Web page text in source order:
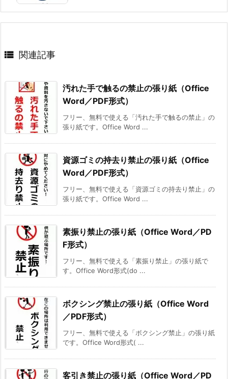
 関連記事
汚れた手で触るの禁止の張り紙（Office
Word／PDF形式）
フリー、無料で使える「汚れた手で触るの禁止」の
張り紙です。Office Word ...
資源ゴミの持去り禁止の張り紙（Office
Word／PDF形式）
フリー、無料で使える「資源ゴミの持去り禁止」の
張り紙です。Office Word ...
素振り禁止の張り紙（Office Word／PD
F形式）
フリー、無料で使える「素振り禁止」の張り紙で
す。Office Word形式(do ...
ボクシング禁止の張り紙（Office Word
／PDF形式）
フリー、無料で使える「ボクシング禁止」の張り紙
です。Office Word形式( ...
客引き禁止の張り紙（Office Word／PD